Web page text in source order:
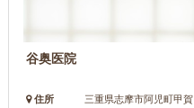
谷奥医院
住所 三重県志摩市阿児町甲賀